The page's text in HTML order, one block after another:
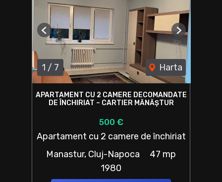
1 / 7 Harta
Previous Next
APARTAMENT CU 2 CAMERE DECOMANDATE
DE ÎNCHIRIAT – CARTIER MĂNĂȘTUR
500 €
Apartament cu 2 camere de închiriat
Manastur, Cluj-Napoca
47 mp
1980